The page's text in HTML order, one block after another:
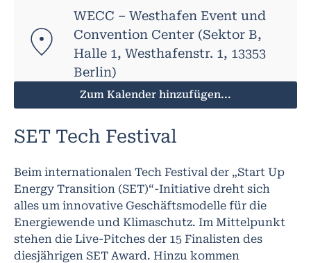
WECC – Westhafen Event und
Convention Center (Sektor B,
Halle 1, Westhafenstr. 1, 13353
Berlin)
Zum Kalender hinzufügen...
SET Tech Festival
Beim internationalen Tech Festival der „Start Up
Energy Transition (SET)“-Initiative dreht sich
alles um innovative Geschäftsmodelle für die
Energiewende und Klimaschutz. Im Mittelpunkt
stehen die Live-Pitches der 15 Finalisten des
diesjährigen SET Award. Hinzu kommen